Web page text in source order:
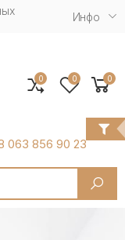
Инфо
063 856 90 23
0 0 0